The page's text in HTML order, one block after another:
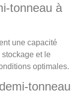
tonneau à
une capacité
et le
optimales.
tonneau